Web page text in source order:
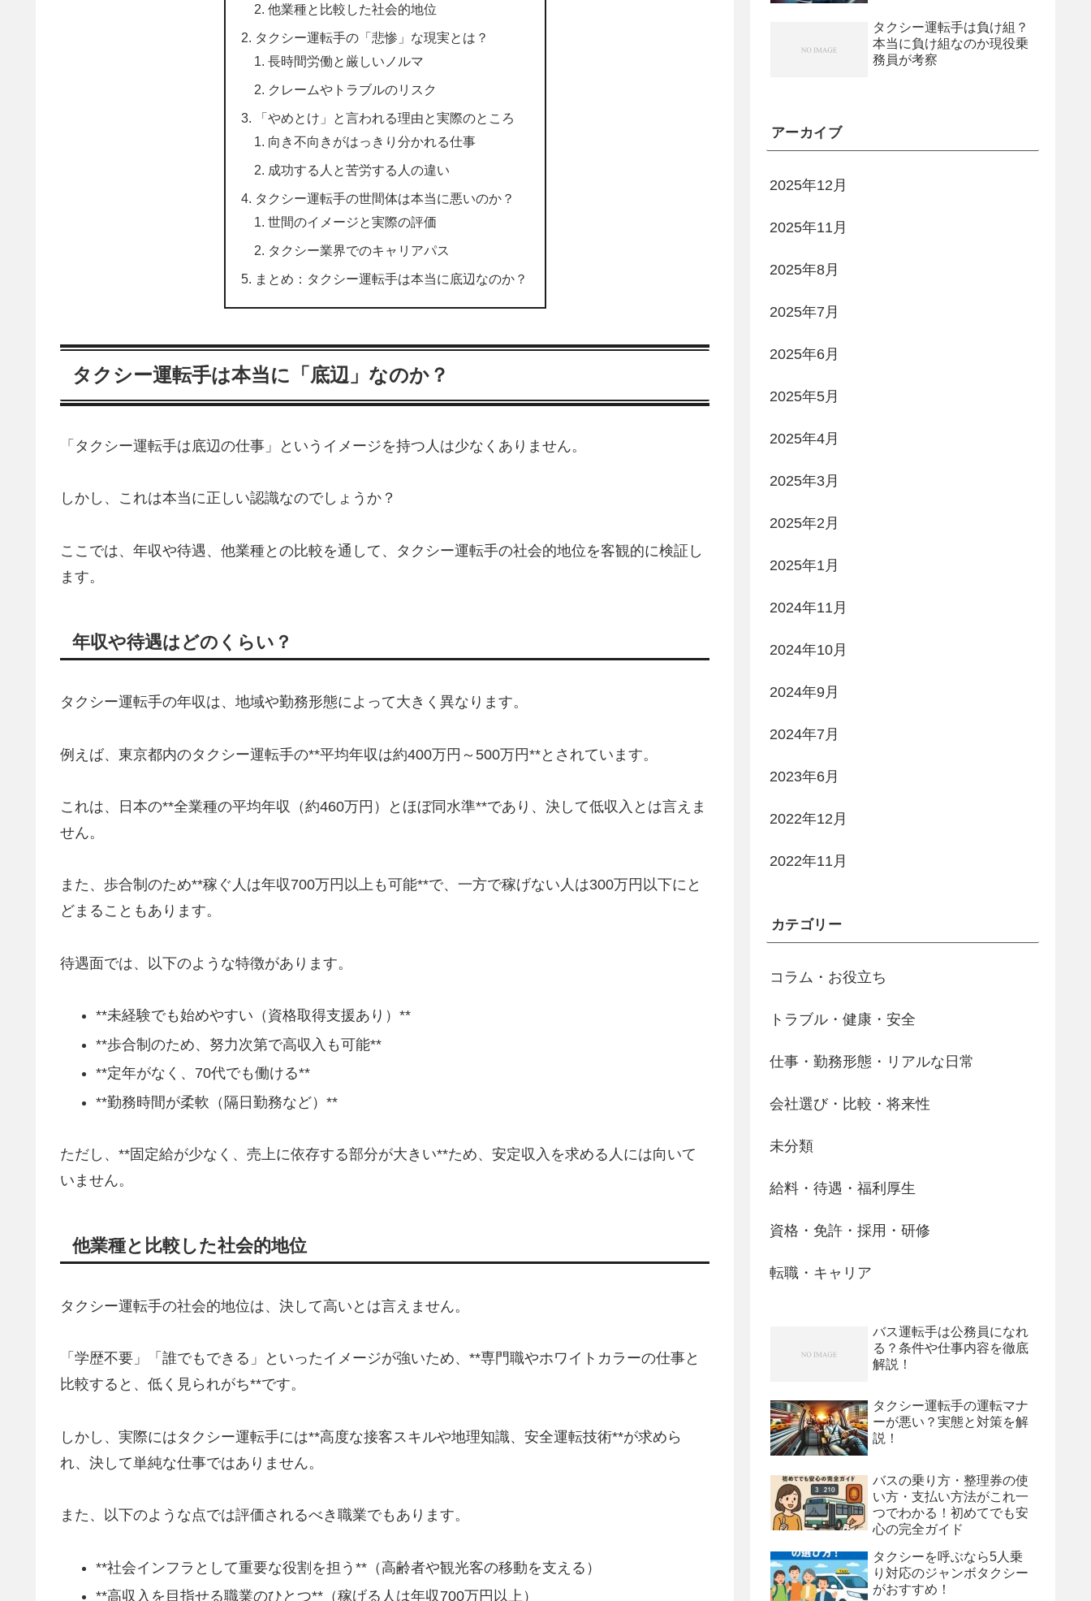
他業種と比較した社会的地位
タクシー運転手の「悲惨」な現実とは？
長時間労働と厳しいノルマ
クレームやトラブルのリスク
「やめとけ」と言われる理由と実際のところ
向き不向きがはっきり分かれる仕事
成功する人と苦労する人の違い
タクシー運転手の世間体は本当に悪いのか？
世間のイメージと実際の評価
タクシー業界でのキャリアパス
まとめ：タクシー運転手は本当に底辺なのか？
タクシー運転手は本当に「底辺」なのか？
「タクシー運転手は底辺の仕事」というイメージを持つ人は少なくありません。
しかし、これは本当に正しい認識なのでしょうか？
ここでは、年収や待遇、他業種との比較を通して、タクシー運転手の社会的地位を客観的に検証し
ます。
年収や待遇はどのくらい？
タクシー運転手の年収は、地域や勤務形態によって大きく異なります。
例えば、東京都内のタクシー運転手の**平均年収は約400万円～500万円**とされています。
これは、日本の**全業種の平均年収（約460万円）とほぼ同水準**であり、決して低収入とは言えま
せん。
また、歩合制のため**稼ぐ人は年収700万円以上も可能**で、一方で稼げない人は300万円以下にと
どまることもあります。
待遇面では、以下のような特徴があります。
**未経験でも始めやすい（資格取得支援あり）**
**歩合制のため、努力次第で高収入も可能**
**定年がなく、70代でも働ける**
**勤務時間が柔軟（隔日勤務など）**
ただし、**固定給が少なく、売上に依存する部分が大きい**ため、安定収入を求める人には向いて
いません。
他業種と比較した社会的地位
タクシー運転手の社会的地位は、決して高いとは言えません。
「学歴不要」「誰でもできる」といったイメージが強いため、**専門職やホワイトカラーの仕事と
比較すると、低く見られがち**です。
しかし、実際にはタクシー運転手には**高度な接客スキルや地理知識、安全運転技術**が求めら
れ、決して単純な仕事ではありません。
また、以下のような点では評価されるべき職業でもあります。
**社会インフラとして重要な役割を担う**（高齢者や観光客の移動を支える）
**高収入を目指せる職業のひとつ**（稼げる人は年収700万円以上）
タクシー運転手は負け組？
本当に負け組なのか現役乗
務員が考察
アーカイブ
2025年12月
2025年11月
2025年8月
2025年7月
2025年6月
2025年5月
2025年4月
2025年3月
2025年2月
2025年1月
2024年11月
2024年10月
2024年9月
2024年7月
2023年6月
2022年12月
2022年11月
カテゴリー
コラム・お役立ち
トラブル・健康・安全
仕事・勤務形態・リアルな日常
会社選び・比較・将来性
未分類
給料・待遇・福利厚生
資格・免許・採用・研修
転職・キャリア
バス運転手は公務員になれ
る？条件や仕事内容を徹底
解説！
タクシー運転手の運転マナ
ーが悪い？実態と対策を解
説！
バスの乗り方・整理券の使
い方・支払い方法がこれ一
つでわかる！初めてでも安
心の完全ガイド
タクシーを呼ぶなら5人乗
り対応のジャンボタクシー
がおすすめ！